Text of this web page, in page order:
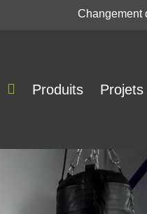
Changement
Produits Projets